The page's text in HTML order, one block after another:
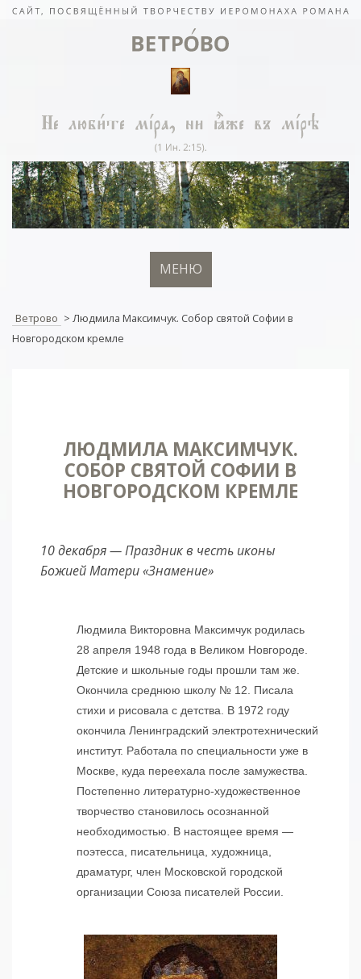
МЕНЮ
Ветрово > Людмила Максимчук. Собор святой Софии в
Новгородском кремле
ЛЮДМИЛА МАКСИМЧУК.
СОБОР СВЯТОЙ СОФИИ В
НОВГОРОДСКОМ КРЕМЛЕ
10 декабря — Праздник в честь иконы
Божией Матери «Знамение»
Людмила Викторовна Максимчук родилась
28 апреля 1948 года в Великом Новгороде.
Детские и школьные годы прошли там же.
Окончила среднюю школу № 12. Писала
стихи и рисовала с детства. В 1972 году
окончила Ленинградский электротехнический
институт. Работала по специальности уже в
Москве, куда переехала после замужества.
Постепенно литературно-художественное
творчество становилось осознанной
необходимостью. В настоящее время —
поэтесса, писательница, художница,
драматург, член Московской городской
организации Союза писателей России.